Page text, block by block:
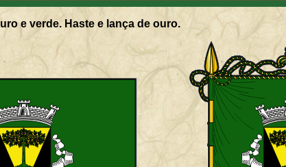
e verde. Haste e lança de ouro.